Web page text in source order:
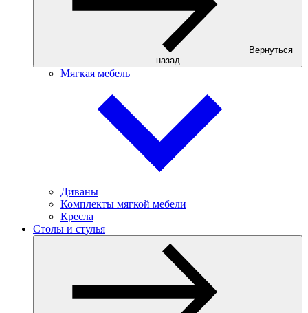
Вернуться
назад
Мягкая мебель
Диваны
Комплекты мягкой мебели
Кресла
Столы и стулья